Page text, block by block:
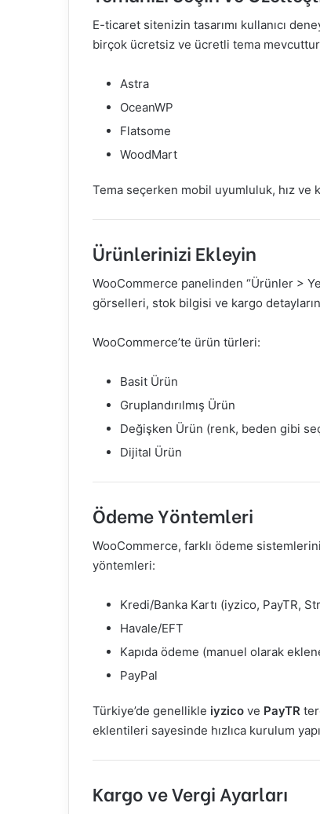
E-ticaret sitenizin tasarımı kullanıcı
birçok ücretsiz ve ücretli tema
Astra
OceanWP
Flatsome
WoodMart
Tema seçerken mobil uyumluluk, hız
Ürünlerinizi Ekleyin
WooCommerce panelinden “Ürünler >
görselleri, stok bilgisi ve kargo
WooCommerce’te ürün türleri:
Basit Ürün
Gruplandırılmış Ürün
Değişken Ürün (renk, beden gibi
Dijital Ürün
Ödeme Yöntemleri
WooCommerce, farklı ödeme
yöntemleri:
Kredi/Banka Kartı (iyzico, PayTR,
Havale/EFT
Kapıda ödeme (manuel olarak
PayPal
Türkiye’de genellikle iyzico ve PayTR
eklentileri sayesinde hızlıca kurulum
Kargo ve Vergi Ayarları